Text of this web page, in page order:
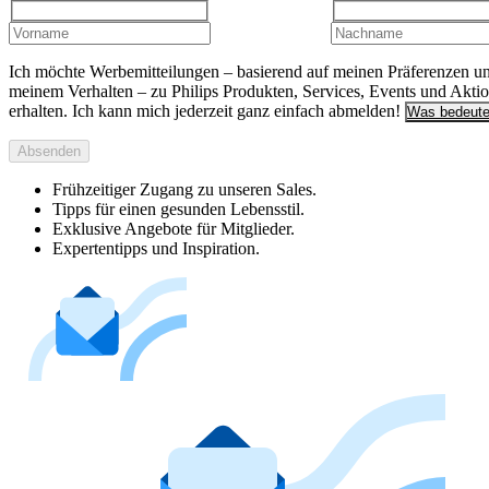
Ich möchte Werbemitteilungen – basierend auf meinen Präferenzen
meinem Verhalten – zu Philips Produkten, Services, Events und
erhalten. Ich kann mich jederzeit ganz einfach abmelden! Was
Absenden
Frühzeitiger Zugang zu unseren Sales.
Tipps für einen gesunden Lebensstil.
Exklusive Angebote für Mitglieder.
Expertentipps und Inspiration.